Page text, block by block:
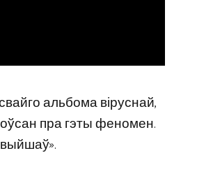
альбома віруснай,
пра гэты феномен.